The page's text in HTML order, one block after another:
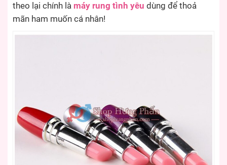
theo lại chính là máy rung tình yêu dùng để thoả
mãn ham muốn cá nhân!